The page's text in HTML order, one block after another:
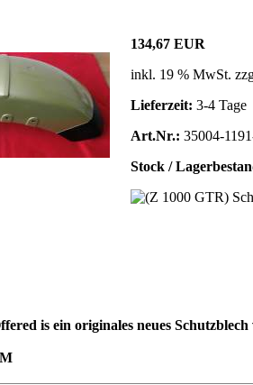
134,67 EUR
inkl. 19 % MwSt.
Lieferzeit: 3-4 Tage
Art.Nr.: 35004-
Stock /
is ein originales neues